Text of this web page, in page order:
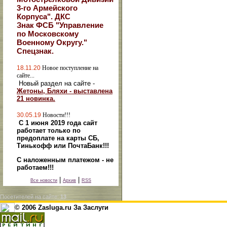
3-го Армейского
Корпуса". ДКС
Знак ФСБ "Управление
по Московскому
Военному Округу."
Спецзнак.
18.11.20 Новое поступление на
сайте...
Новый раздел на сайте -
Жетоны, Бляхи - выставлена
21 новинка.
30.05.19 Новости!!!
С 1 июня 2019 года сайт
работает только по
предоплате на карты СБ,
Тинькофф или ПочтаБанк!!!
С наложенным платежом - не
работаем!!!
Все новости Архив RSS
Посетителей на сайте: 13
© 2006 Zasluga.ru За Заслуги